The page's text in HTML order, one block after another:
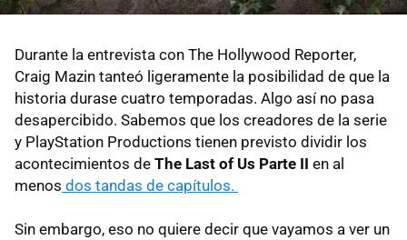
Durante la entrevista con The Hollywood Reporter,
Craig Mazin tanteó ligeramente la posibilidad de que la
historia durase cuatro temporadas. Algo así no pasa
desapercibido. Sabemos que los creadores de la serie
y PlayStation Productions tienen previsto dividir los
acontecimientos de The Last of Us Parte II en al
menos dos tandas de capítulos.
Sin embargo, eso no quiere decir que vayamos a ver un